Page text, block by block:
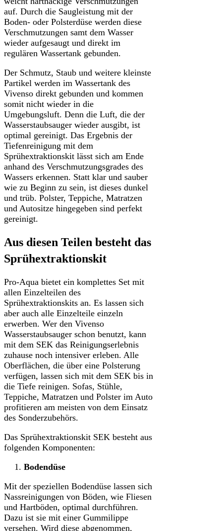
auf. Durch die Saugleistung mit der
Boden- oder Polsterdüse werden diese
Verschmutzungen samt dem Wasser
wieder aufgesaugt und direkt im
regulären Wassertank gebunden.
Der Schmutz, Staub und weitere kleinste
Partikel werden im Wassertank des
Vivenso direkt gebunden und kommen
somit nicht wieder in die
Umgebungsluft. Denn die Luft, die der
Wasserstaubsauger wieder ausgibt, ist
optimal gereinigt. Das Ergebnis der
Tiefenreinigung mit dem
Sprühextraktionskit lässt sich am Ende
anhand des Verschmutzungsgrades des
Wassers erkennen. Statt klar und sauber
wie zu Beginn zu sein, ist dieses dunkel
und trüb. Polster, Teppiche, Matratzen
und Autositze hingegeben sind perfekt
gereinigt.
Aus diesen Teilen besteht das
Sprühextraktionskit
Pro-Aqua bietet ein komplettes Set mit
allen Einzelteilen des
Sprühextraktionskits an. Es lassen sich
aber auch alle Einzelteile einzeln
erwerben. Wer den Vivenso
Wasserstaubsauger schon benutzt, kann
mit dem SEK das Reinigungserlebnis
zuhause noch intensiver erleben. Alle
Oberflächen, die über eine Polsterung
verfügen, lassen sich mit dem SEK bis in
die Tiefe reinigen. Sofas, Stühle,
Teppiche, Matratzen und Polster im Auto
profitieren am meisten von dem Einsatz
des Sonderzubehörs.
Das Sprühextraktionskit SEK besteht aus
folgenden Komponenten:
Bodendüse
Mit der speziellen Bodendüse lassen sich
Nassreinigungen von Böden, wie Fliesen
und Hartböden, optimal durchführen.
Dazu ist sie mit einer Gummilippe
versehen. Wird diese abgenommen,